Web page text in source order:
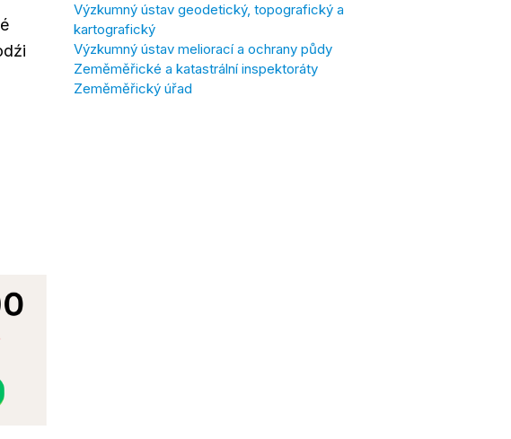
Výzkumný ústav geodetický, topografický a
kartografický
Výzkumný ústav meliorací a ochrany půdy
Zeměměřické a katastrální inspektoráty
Zeměměřický úřad